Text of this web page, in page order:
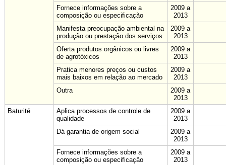
Fornece informações sobre a
composição ou especificação
2009 a
2013
Manifesta preocupação ambiental na
produção ou prestação dos serviços
2009 a
2013
Oferta produtos orgânicos ou livres
de agrotóxicos
2009 a
2013
Pratica menores preços ou custos
mais baixos em relação ao mercado
2009 a
2013
Outra
2009 a
2013
Baturité
Aplica processos de controle de
qualidade
2009 a
2013
Dá garantia de origem social
2009 a
2013
Fornece informações sobre a
composição ou especificação
2009 a
2013